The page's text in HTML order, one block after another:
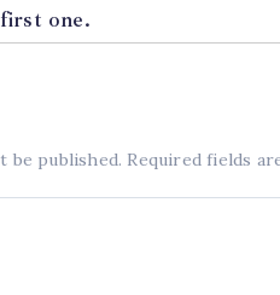
one.
be published. Required fields